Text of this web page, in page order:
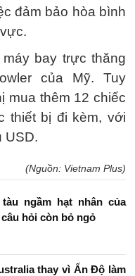
đảm bảo hòa bình
bay trực thăng
của Mỹ. Tuy
mua thêm 12 chiếc
thiết bị đi kèm, với
USD.
(Nguồn: Vietnam Plus)
ngầm hạt nhân của
hỏi còn bỏ ngỏ
thay vì Ấn Độ làm